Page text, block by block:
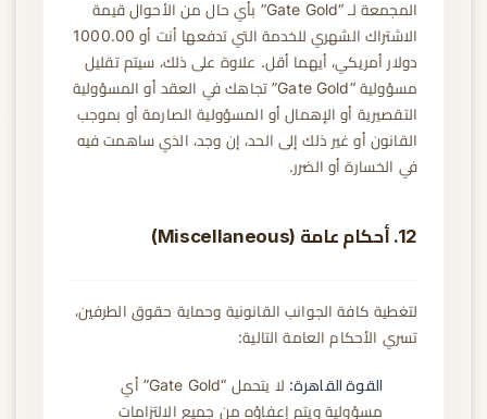
المجمعة لـ “Gate Gold” بأي حال من الأحوال قيمة
الاشتراك الشهري للخدمة التي تدفعها أنت أو 1000.00
دولار أمريكي، أيهما أقل. علاوة على ذلك، سيتم تقليل
مسؤولية “Gate Gold” تجاهك في العقد أو المسؤولية
التقصيرية أو الإهمال أو المسؤولية الصارمة أو بموجب
القانون أو غير ذلك إلى الحد، إن وجد، الذي ساهمت فيه
في الخسارة أو الضرر.
12. أحكام عامة (Miscellaneous)
لتغطية كافة الجوانب القانونية وحماية حقوق الطرفين،
تسري الأحكام العامة التالية:
القوة القاهرة:
لا يتحمل “Gate Gold” أي
مسؤولية ويتم إعفاؤه من جميع الالتزامات